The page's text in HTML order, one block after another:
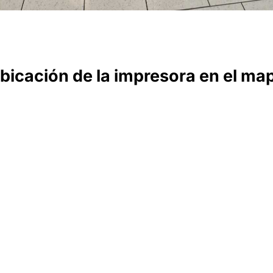
de la impresora en el